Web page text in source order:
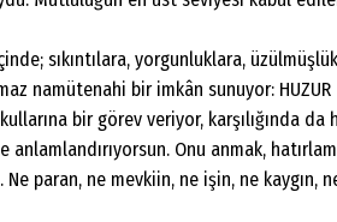
sıkıntılara, yorgunluklara,
namütenahi bir imkân sunuyor: HUZUR
bir görev veriyor, karşılığında da
Onu anmak,
paran, ne mevkiin, ne işin, ne kaygın,